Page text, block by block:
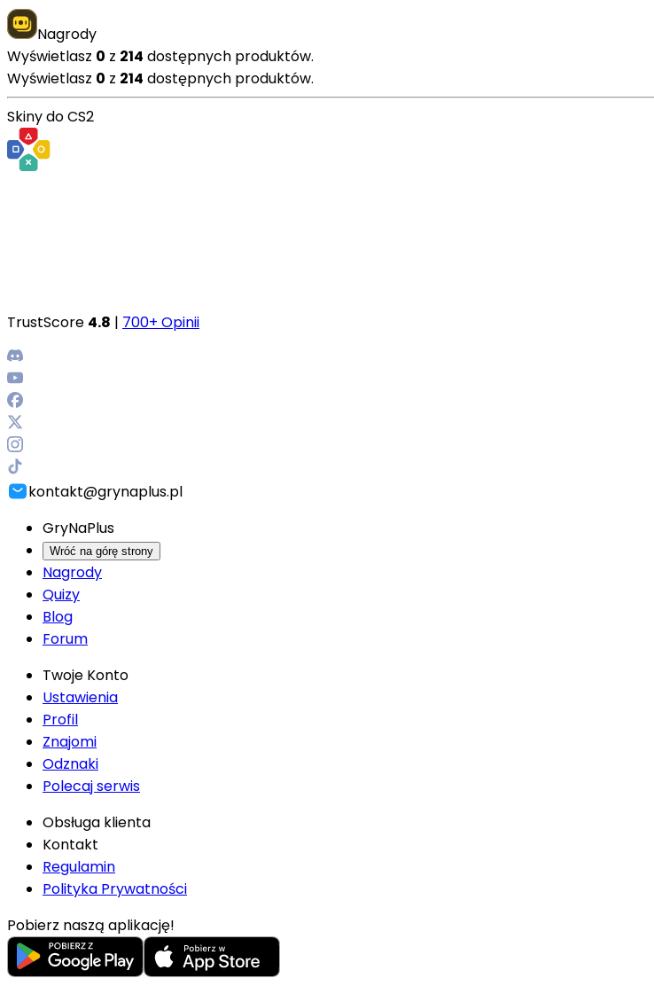
Nagrody
Wyświetlasz 0 z 214 dostępnych produktów.
Wyświetlasz 0 z 214 dostępnych produktów.
Skiny do CS2
TrustScore 4.8 | 700+ Opinii
kontakt@grynaplus.pl
GryNaPlus
Wróć na górę strony
Nagrody
Quizy
Blog
Forum
Twoje Konto
Ustawienia
Profil
Znajomi
Odznaki
Polecaj serwis
Obsługa klienta
Kontakt
Regulamin
Polityka Prywatności
Pobierz naszą aplikację!